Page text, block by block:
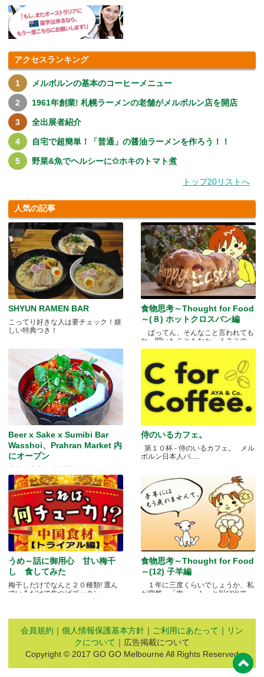
アクセスランキング
メルボルンの基本のコーヒーメニュー
1961年創業! 札幌ラーメンの老舗がメルボルン店を開店
全出展者紹介
自宅で超簡単！「普通」の醤油ラーメンを作ろう！！
野菜&魚でヘルシーに✩ホキのトマト煮
トップ20リストへ
人気の記事
SHYUN RAMEN BAR
こってり好きな人は要チェック！嬉
しい特典つき！
食物思考～Thought for Food
～(８) ホットクロスバン編
ばってん、そんなこと言われても
ね、聞いたこともなか。え？その
と.....
Beer x Sake x Sumibi Bar
Wasshoi、Prahran Market 内
にオープン
日本食文化の発信地
侍のいるカフェ。
第１０杯 - 侍のいるカフェ。 メル
ボルン日本人バ.....
うめ～話に御用心 甘い梅干
し 食してみた
梅干しだけでなんと２０種類! 選ん
でいるだけで生つばゴックン。 .....
食物思考～Thought for Food
～(12) 子羊編
１年に三度くらいでしょうか、私
が突然、「肉～っ！」と叫び出す
会員規約 ｜ 個人情報保護基本方針 ｜ ご利用にあたって ｜ リン
クについて ｜広告掲載について
Copyright © 2017 GO GO Melbourne All Rights Reserved